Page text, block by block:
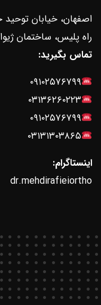
اصفهان، خیابان
راه پلیس، ساختمان ژیوار، طبقه
تماس بگیرید:
۰۹۱۰۲۵۷۶۷۹۹
۰۳۱۳۶۲۶۰۲۲۳
۰۹۱۰۲۵۷۶۷۹۹
۰۳۱۳۱۳۰۳۸۶۵
اینستاگرام:
dr.mehdirafieiortho